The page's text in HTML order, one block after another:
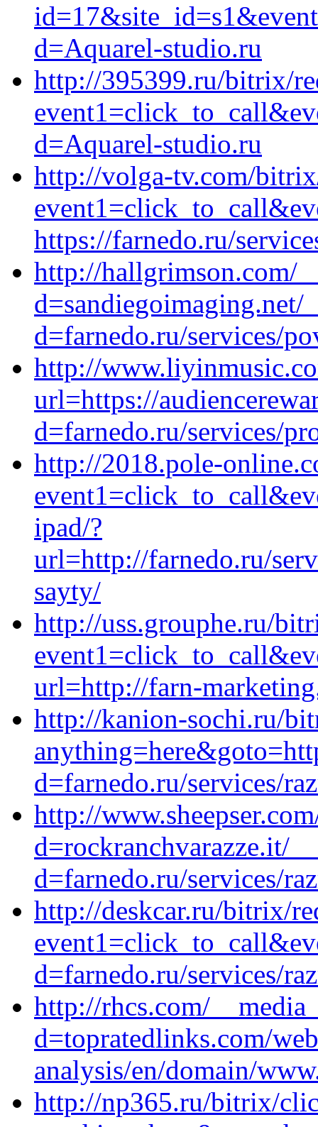
d=Aquarel-studio.ru
http://395399.ru/bitrix/
d=Aquarel-studio.ru
http://volga-tv.com/
https://farnedo.ru/
http://hallgrimson.com/
d=sandiegoimaging.net/
d=farnedo.ru/services/
http://
url=https://
d=farnedo.ru/services/
http://2018.pole-
ipad/?
url=http://farnedo.ru/
sayty/
http://uss.grouphe.ru/
url=http://farn-
http://kanion-sochi.ru/
d=farnedo.ru/services/
http://
d=rockranchvarazze.it/
d=farnedo.ru/services/
http://deskcar.ru/bitrix/
d=farnedo.ru/services/
http://rhcs.com/
d=topratedlinks.com/
analysis/en/domain/
http://np365.ru/bitrix/